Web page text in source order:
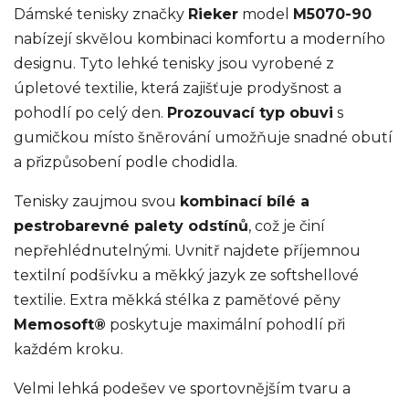
Dámské tenisky značky Rieker model
M5070-90
nabízejí skvělou kombinaci komfortu a moderního
designu. Tyto lehké tenisky jsou vyrobené z
úpletové textilie, která zajišťuje prodyšnost a
pohodlí po celý den. Prozouvací typ obuvi s
gumičkou místo šněrování umožňuje snadné obutí
a přizpůsobení podle chodidla.
Tenisky zaujmou svou kombinací bílé a
pestrobarevné palety odstínů, což je činí
nepřehlédnutelnými. Uvnitř najdete příjemnou
textilní podšívku a měkký jazyk ze softshellové
textilie. Extra měkká stélka z paměťové pěny
Memosoft® poskytuje maximální pohodlí při
každém kroku.
Velmi lehká podešev ve sportovnějším tvaru a